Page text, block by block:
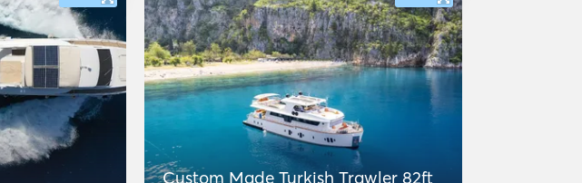
Custom Made Turkish Trawler 82ft